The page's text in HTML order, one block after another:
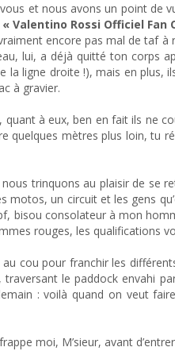
et nous avons un point de
« Valentino Rossi Officiel Fan
encore pas mal de taf
lui, a déjà quitté ton corps
la ligne droite !), mais en plus,
à gravier.
à eux, ben en fait ils ne
quelques mètres plus loin, tu
nous trinquons au plaisir de se
motos, un circuit et les gens
bisou consolateur à mon
rouges, les qualifications
cou pour franchir les
le paddock envahi
: voilà quand on veut
moi, M’sieur, avant